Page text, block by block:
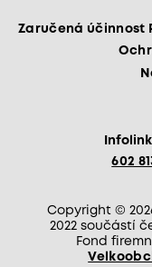
Zaručená účinnost
602
Copyright ©
2022 součástí
Fond